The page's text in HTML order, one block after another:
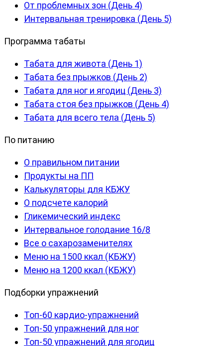
От проблемных зон (День 4)
Интервальная тренировка (День 5)
Программа табаты
Табата для живота (День 1)
Табата без прыжков (День 2)
Табата для ног и ягодиц (День 3)
Табата стоя без прыжков (День 4)
Табата для всего тела (День 5)
По питанию
О правильном питании
Продукты на ПП
Калькуляторы для КБЖУ
О подсчете калорий
Гликемический индекс
Интервальное голодание 16/8
Все о сахарозаменителях
Меню на 1500 ккал (КБЖУ)
Меню на 1200 ккал (КБЖУ)
Подборки упражнений
Топ-60 кардио-упражнений
Топ-50 упражнений для ног
Топ-50 упражнений для ягодиц